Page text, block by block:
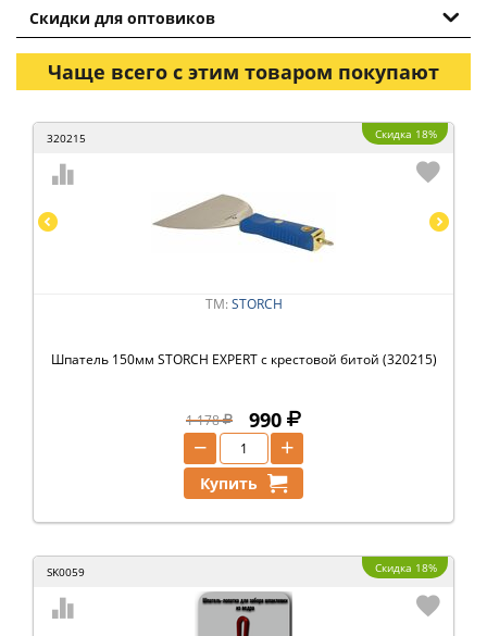
Скидки для оптовиков
Чаще всего с этим товаром покупают
320215 Скидка 18%
ТМ: STORCH
Шпатель 150мм STORCH EXPERT с крестовой битой (320215)
1 178 990
+
−
Купить
SK0059 Скидка 18%